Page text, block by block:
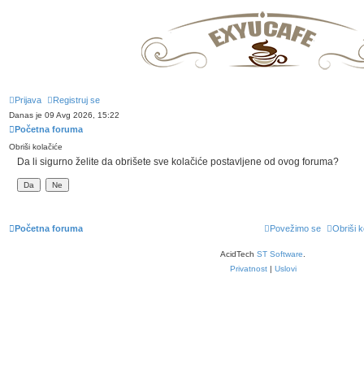
Prijava Registruj se
Danas je 09 Avg 2026, 15:22
Početna foruma
Obriši kolačiće
Da li sigurno želite da obrišete sve kolačiće postavljene od ovog foruma?
Početna foruma Obriši
Povežimo se
AcidTech ST Software
Privatnost| Uslovi